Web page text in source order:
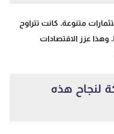
متنوعة. كانت تتراوح
وهذا عزز الاقتصادات
لنجاح هذه